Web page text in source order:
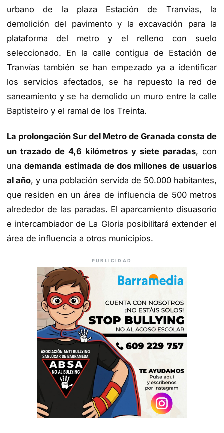
urbano de la plaza Estación de Tranvías, la
demolición del pavimento y la excavación para la
plataforma del metro y el relleno con suelo
seleccionado. En la calle contigua de Estación de
Tranvías también se han empezado ya a identificar
los servicios afectados, se ha repuesto la red de
saneamiento y se ha demolido un muro entre la calle
Baptisteiro y el ramal de los Treinta.
La prolongación Sur del Metro de Granada consta de
un trazado de 4,6 kilómetros y siete paradas, con
unademanda estimada de dos millones de usuarios
al año, y una población servida de 50.000 habitantes,
que residen en un área de influencia de 500 metros
alrededor de las paradas. El aparcamiento disuasorio
e intercambiador de La Gloria posibilitará extender el
área de influencia a otros municipios.
PUBLICIDAD